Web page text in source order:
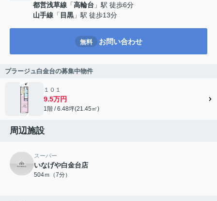
都営浅草線 「高輪台 」駅 徒歩6分
山手線 「 目黒 」駅 徒歩13分
無料 お問い合わせ
プラージュ白金台の募集中物件
１０１
9.5万円
1階 / 6.48坪(21.45㎡)
周辺施設
スーパー
いなげや白金台店
504ｍ（7分）